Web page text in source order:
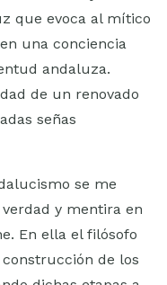
que evoca al mítico
una conciencia
andaluza.
de un renovado
señas
se me
y mentira en
En ella el filósofo
de los